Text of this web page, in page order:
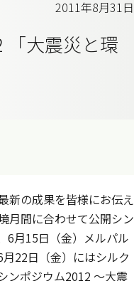
2011年8月31日
「大震災と環
新の成果を皆様にお伝え
月間に合わせて公開シン
6月15日（金）メルパル
22日（金）にはシルク
ンポジウム2012 ～大震